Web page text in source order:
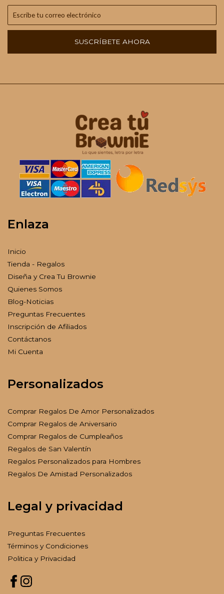
SUSCRÍBETE AHORA
Enlaza
Inicio
Tienda - Regalos
Diseña y Crea Tu Brownie
Quienes Somos
Blog-Noticias
Preguntas Frecuentes
Inscripción de Afiliados
Contáctanos
Mi Cuenta
Personalizados
Comprar Regalos De Amor Personalizados
Comprar Regalos de Aniversario
Comprar Regalos de Cumpleaños
Regalos de San Valentín
Regalos Personalizados para Hombres
Regalos De Amistad Personalizados
Legal y privacidad
Preguntas Frecuentes
Términos y Condiciones
Politica y Privacidad